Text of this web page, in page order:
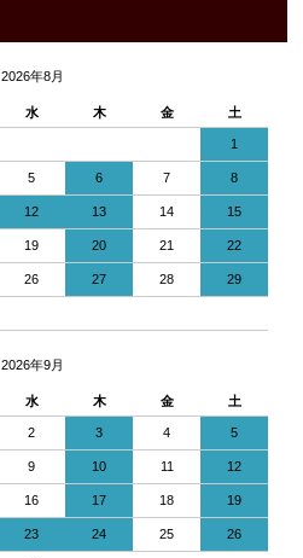
2026年8月
水 木 金 土
1
5 6 7 8
12 13 14 15
19 20 21 22
26 27 28 29
2026年9月
水 木 金 土
2 3 4 5
9 10 11 12
16 17 18 19
23 24 25 26